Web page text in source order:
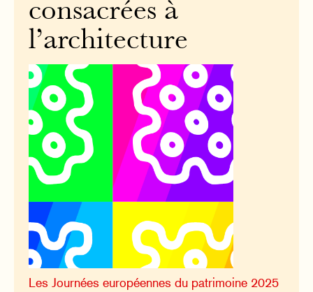
consacrées à
l’architecture
Les Journées européennes du patrimoine 2025